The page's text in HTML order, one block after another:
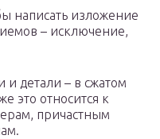
написать изложение
– исключение,
и детали – в сжатом
это относится к
причастным